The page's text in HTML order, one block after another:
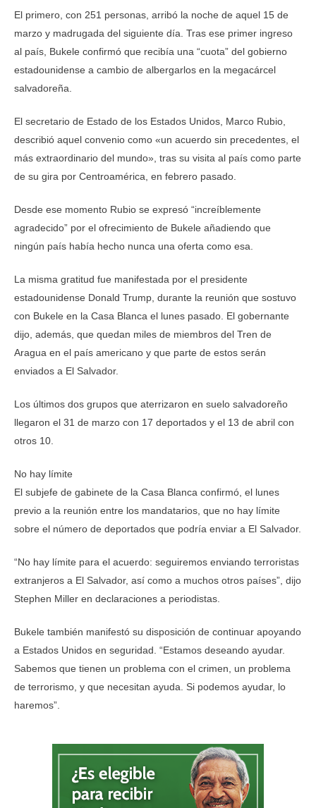
El primero, con 251 personas, arribó la noche de aquel 15 de
marzo y madrugada del siguiente día. Tras ese primer ingreso
al país, Bukele confirmó que recibía una “cuota” del gobierno
estadounidense a cambio de albergarlos en la megacárcel
salvadoreña.
El secretario de Estado de los Estados Unidos, Marco Rubio,
describió aquel convenio como «un acuerdo sin precedentes, el
más extraordinario del mundo», tras su visita al país como parte
de su gira por Centroamérica, en febrero pasado.
Desde ese momento Rubio se expresó “increíblemente
agradecido” por el ofrecimiento de Bukele añadiendo que
ningún país había hecho nunca una oferta como esa.
La misma gratitud fue manifestada por el presidente
estadounidense Donald Trump, durante la reunión que sostuvo
con Bukele en la Casa Blanca el lunes pasado. El gobernante
dijo, además, que quedan miles de miembros del Tren de
Aragua en el país americano y que parte de estos serán
enviados a El Salvador.
Los últimos dos grupos que aterrizaron en suelo salvadoreño
llegaron el 31 de marzo con 17 deportados y el 13 de abril con
otros 10.
No hay límite
El subjefe de gabinete de la Casa Blanca confirmó, el lunes
previo a la reunión entre los mandatarios, que no hay límite
sobre el número de deportados que podría enviar a El Salvador.
“No hay límite para el acuerdo: seguiremos enviando terroristas
extranjeros a El Salvador, así como a muchos otros países”, dijo
Stephen Miller en declaraciones a periodistas.
Bukele también manifestó su disposición de continuar apoyando
a Estados Unidos en seguridad. “Estamos deseando ayudar.
Sabemos que tienen un problema con el crimen, un problema
de terrorismo, y que necesitan ayuda. Si podemos ayudar, lo
haremos”.